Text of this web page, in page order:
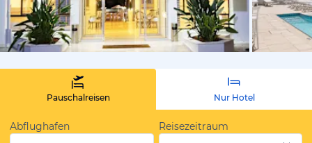
von
Pauschalreisen Nur Hotel
Abflughafen
Reisezeitraum